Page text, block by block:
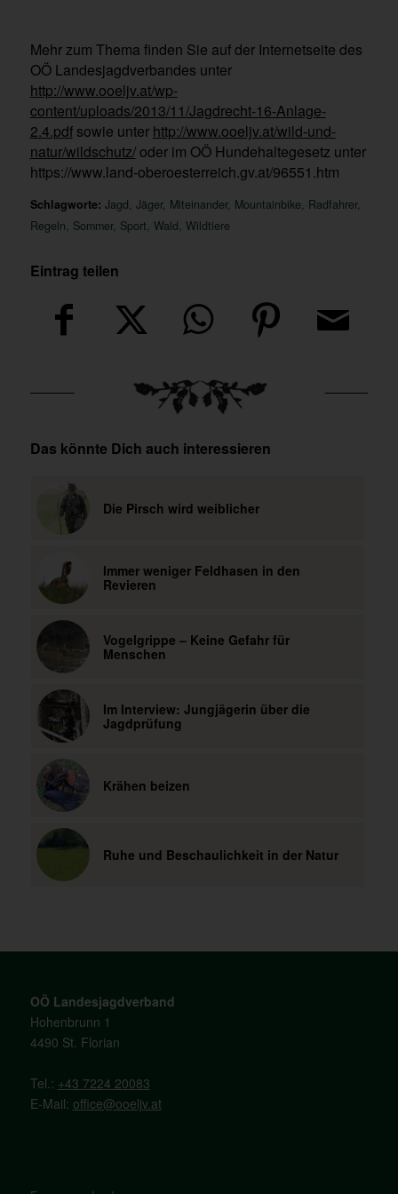
Mehr zum Thema finden Sie auf der Internetseite des
OÖ Landesjagdverbandes unter
http://www.ooeljv.at/wp-
content/uploads/2013/11/Jagdrecht-16-Anlage-
2.4.pdfsowie unter http://www.ooeljv.at/wild-und-
natur/wildschutz/oder im OÖ Hundehaltegesetz unter
https://www.land-oberoesterreich.gv.at/96551.htm
Schlagworte: Jagd, Jäger, Miteinander, Mountainbike, Radfahrer,
Regeln, Sommer, Sport, Wald, Wildtiere
Eintrag teilen
Das könnte Dich auch interessieren
Die Pirsch wird weiblicher
Immer weniger Feldhasen in den
Revieren
Vogelgrippe – Keine Gefahr für
Menschen
Im Interview: Jungjägerin über die
Jagdprüfung
Krähen beizen
Ruhe und Beschaulichkeit in der Natur
OÖ Landesjagdverband
Hohenbrunn 1
4490 St. Florian
Tel.: +43 7224 20083
E-Mail: office@ooeljv.at